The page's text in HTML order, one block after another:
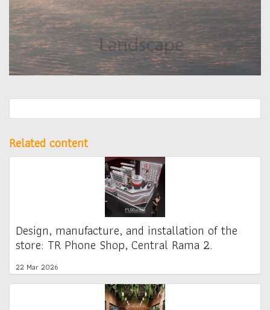
Related content
Design, manufacture, and installation of the
store: TR Phone Shop, Central Rama 2.
22 Mar 2026